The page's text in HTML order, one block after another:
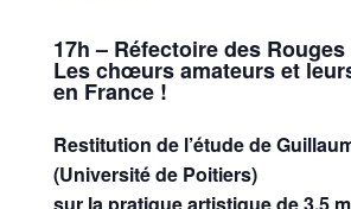
17h – Réfectoire des Rouges
Les chœurs amateurs et
en France !
Restitution de l’étude de
(Université de Poitiers)